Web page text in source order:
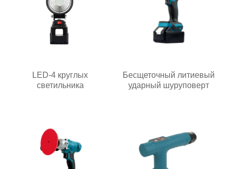
LED-4 круглых
светильника
Бесщеточный литиевый
ударный шуруповерт